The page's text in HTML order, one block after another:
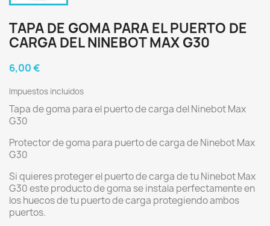
TAPA DE GOMA PARA EL PUERTO DE
CARGA DEL NINEBOT MAX G30
6,00 €
Impuestos incluidos
Tapa de goma para el puerto de carga del Ninebot Max
G30
Protector de goma para puerto de carga de Ninebot Max
G30
Si quieres proteger el puerto de carga de tu Ninebot Max
G30 este producto de goma se instala perfectamente en
los huecos de tu puerto de carga protegiendo ambos
puertos.